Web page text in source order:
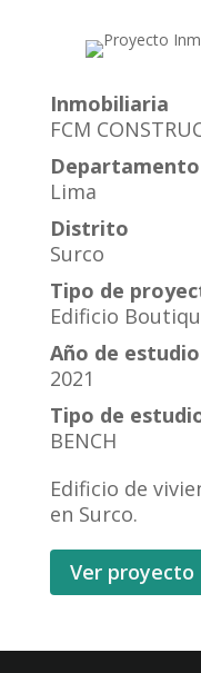
Inmobiliaria
FCM
Departamento
Lima
Distrito
Surco
Tipo de
Edificio
Año de estudio
2021
Tipo de
BENCH
Edificio de
en Surco.
Ver proyecto